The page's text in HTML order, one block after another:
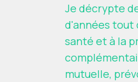
Je décrypte
d'années tout
santé et à la
mutuelle,